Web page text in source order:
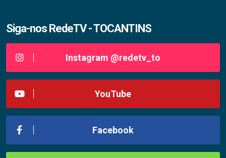
Siga-nos RedeTV - TOCANTINS
Instagram @redetv_to
YouTube
Facebook